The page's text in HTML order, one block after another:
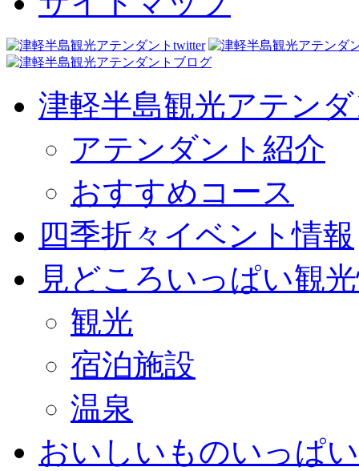
津軽半島観光アテン
アテンダント紹介
おすすめコース
四季折々イベント情報
見どころいっぱい観
観光
宿泊施設
温泉
おいしいものいっぱ